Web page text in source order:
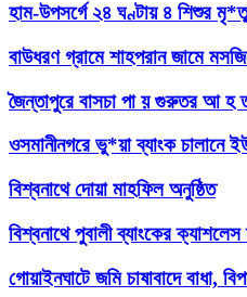
হাম-উপসর্গে ২৪ ঘণ্টায় ৪ শিশুর
বাউধরণ গ্রামে শাহপরান জামে
জৈন্তাপুরে বাসচা পা য় গুরুতর আ হ
ওসমানীনগরে ভু*য়া ব্যাংক চালানে
বিশ্বনাথে দোয়া মাহফিল অনুষ্ঠিত
বিশ্বনাথে পুবালী ব্যাংকের
গোয়াইনঘাটে জমি চাষাবাদে বাধা,